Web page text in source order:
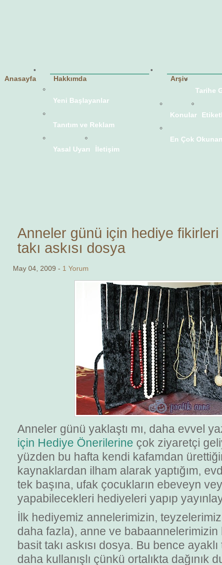
Anasayfa Hakkımda
Yeni Başlayanlar
Tanıtım ve Reklam
Yasal Uyarı İletişim
Arşiv
Tarihe
Konular
En Çok
Anneler günü için hediye
takı askısı dosya
May 04, 2009 - 1 Yorum
Anneler günü yaklaştı mı, daha evvel
için Hediye Önerilerine çok ziyaretçi
yüzden bu hafta kendi kafamdan
kaynaklardan ilham alarak yaptığım,
tek başına, ufak çocukların ebeveyn
yapabilecekleri hediyeleri yapıp
İlk hediyemiz annelerimizin,
daha fazla), anne ve
basit takı askısı dosya. Bu bence ayaklı
daha kullanışlı çünkü ortalıkta dağınık